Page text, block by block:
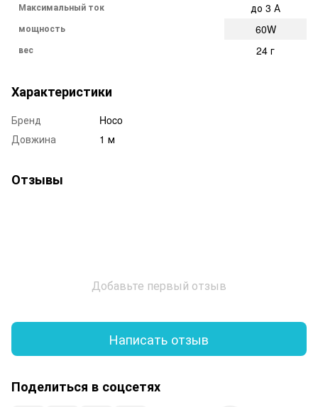
Максимальный ток до 3 А
мощность 60W
вес 24 г
Характеристики
Бренд
Hoco
Довжина
1 м
Отзывы
Добавьте первый отзыв
Написать отзыв
Поделиться в соцсетях